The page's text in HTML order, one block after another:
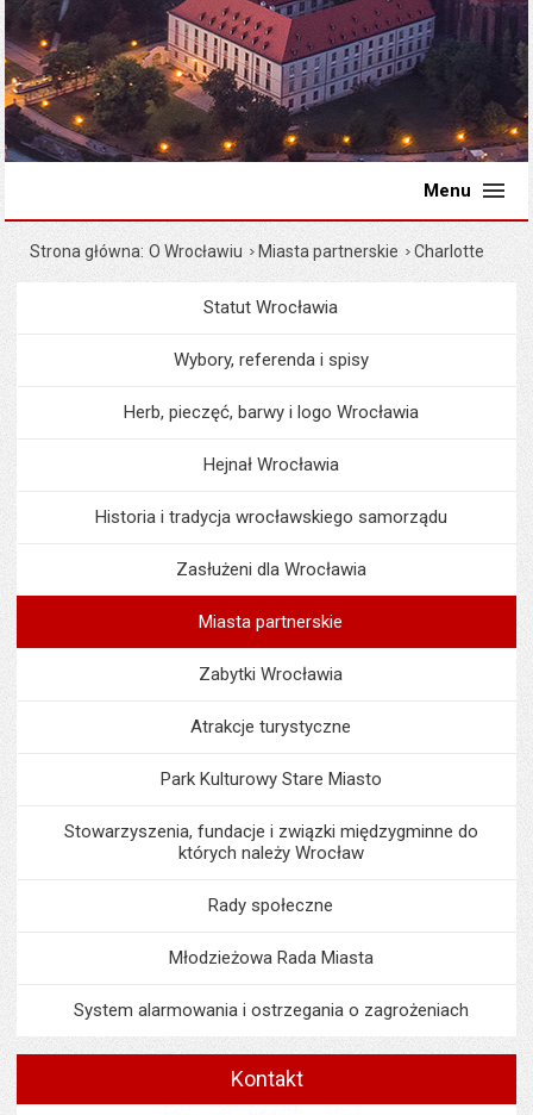
Menu
Strona główna O Wrocławiu Miasta partnerskie Charlotte
MenuO Wrocławiu
Statut Wrocławia
Wybory, referenda i spisy
Herb, pieczęć, barwy i logo Wrocławia
Hejnał Wrocławia
Historia i tradycja wrocławskiego samorządu
Zasłużeni dla Wrocławia
Miasta partnerskie
Zabytki Wrocławia
Atrakcje turystyczne
Park Kulturowy Stare Miasto
Stowarzyszenia, fundacje i związki międzygminne do
których należy Wrocław
Rady społeczne
Młodzieżowa Rada Miasta
System alarmowania i ostrzegania o zagrożeniach
Kontakt